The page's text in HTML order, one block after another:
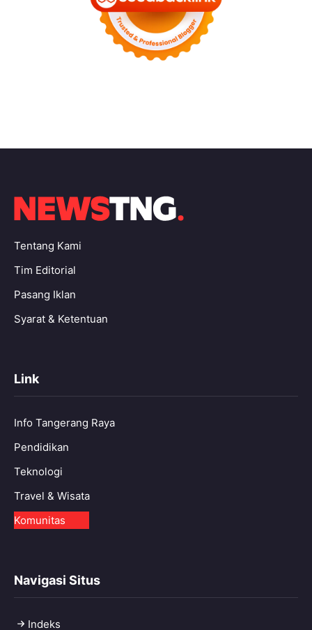
Tentang Kami
Tim Editorial
Pasang Iklan
Syarat & Ketentuan
Link
Info Tangerang Raya
Pendidikan
Teknologi
Travel & Wisata
Komunitas
Navigasi Situs
Indeks